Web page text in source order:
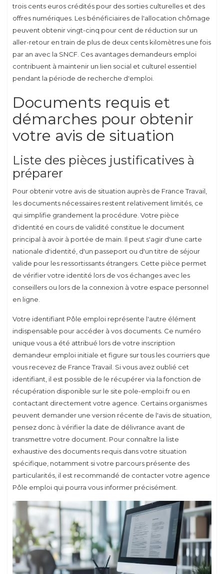
trois cents euros crédités pour des sorties culturelles et des
offres numériques. Les bénéficiaires de l'allocation chômage
peuvent obtenir vingt-cinq pour cent de réduction sur un
aller-retour en train de plus de deux cents kilomètres une fois
par an avec la SNCF. Ces avantages demandeurs emploi
contribuent à maintenir un lien social et culturel essentiel
pendant la période de recherche d'emploi.
Documents requis et
démarches pour obtenir
votre avis de situation
Liste des pièces justificatives à
préparer
Pour obtenir votre avis de situation auprès de France Travail,
les documents nécessaires restent relativement limités, ce
qui simplifie grandement la procédure. Votre pièce
d'identité en cours de validité constitue le document
principal à avoir à portée de main. Il peut s'agir d'une carte
nationale d'identité, d'un passeport ou d'un titre de séjour
valide pour les ressortissants étrangers. Cette pièce permet
de vérifier votre identité lors de vos échanges avec les
conseillers ou lors de la connexion à votre espace personnel
en ligne.
Votre identifiant Pôle emploi représente l'autre élément
indispensable pour accéder à vos documents. Ce numéro
unique vous a été attribué lors de votre inscription
demandeur emploi initiale et figure sur tous les courriers que
vous recevez de France Travail. Si vous avez oublié cet
identifiant, il est possible de le récupérer via la fonction de
récupération disponible sur le site pole-emploi.fr ou en
contactant directement votre agence. Certains organismes
peuvent demander une version récente de l'avis de situation,
pensez donc à vérifier la date de délivrance avant de
transmettre votre document. Pour connaître la liste
exhaustive des documents requis dans votre situation
spécifique, notamment si votre parcours présente des
particularités, il est recommandé de contacter votre agence
Pôle emploi qui pourra vous informer précisément.